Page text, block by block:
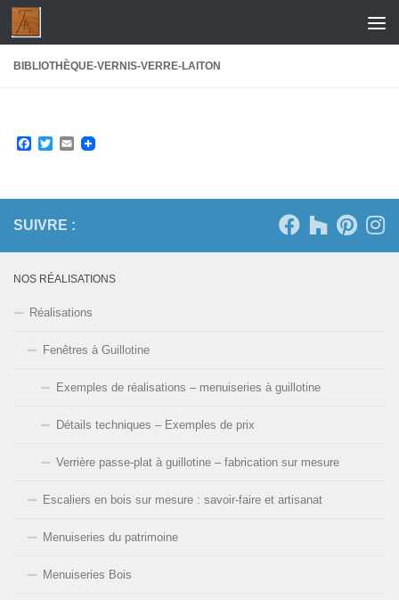
Skip to content
BIBLIOTHÈQUE-VERNIS-VERRE-LAITON
Facebook
Twitter
Email
SUIVRE :
NOS RÉALISATIONS
Réalisations
Fenêtres à Guillotine
Exemples de réalisations – menuiseries à guillotine
Détails techniques – Exemples de prix
Verrière passe-plat à guillotine – fabrication sur mesure
Escaliers en bois sur mesure : savoir-faire et artisanat
Menuiseries du patrimoine
Menuiseries Bois